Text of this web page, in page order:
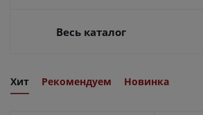
Весь каталог
Хит Рекомендуем Новинка